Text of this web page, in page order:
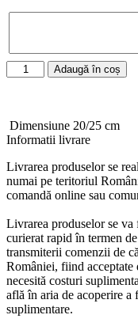
Adaugă în coș
Dimensiune 20/25 cm
Informatii livrare
Livrarea produselor se
numai pe teritoriul
comandă online sau
Livrarea produselor se
curierat rapid în termen
transmiterii comenzii de
României, fiind acceptate
necesită costuri
află în aria de acoperire a
suplimentare.